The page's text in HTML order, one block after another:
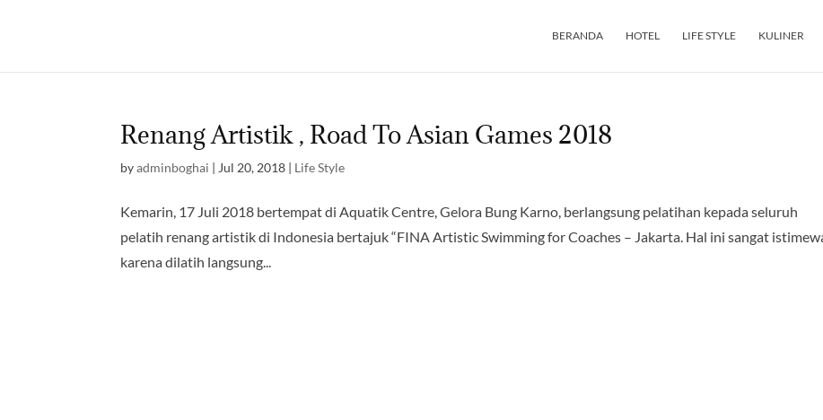
BERANDA HOTEL LIFE STYLE KULINER
Renang Artistik , Road To Asian Games 2018
byadminboghai | Jul 20, 2018 | Life Style
Kemarin, 17 Juli 2018 bertempat di Aquatik Centre, Gelora Bung Karno, berlangsung pelatihan kepada seluruh
pelatih renang artistik di Indonesia bertajuk “FINA Artistic Swimming for Coaches – Jakarta. Hal ini sangat
karena dilatih langsung...